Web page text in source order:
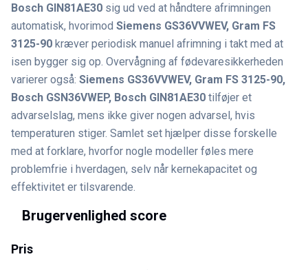
Bosch GIN81AE30 sig ud ved at håndtere afrimningen
automatisk, hvorimod Siemens GS36VVWEV, Gram FS
3125-90 kræver periodisk manuel afrimning i takt med at
isen bygger sig op. Overvågning af fødevaresikkerheden
varierer også: Siemens GS36VVWEV, Gram FS 3125-90,
Bosch GSN36VWEP, Bosch GIN81AE30 tilføjer et
advarselslag, mens ikke giver nogen advarsel, hvis
temperaturen stiger. Samlet set hjælper disse forskelle
med at forklare, hvorfor nogle modeller føles mere
problemfrie i hverdagen, selv når kernekapacitet og
effektivitet er tilsvarende.
Brugervenlighed score
Pris